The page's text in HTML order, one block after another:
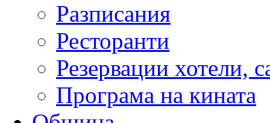
Разписания
Ресторанти
Резервации хотели,
Програма на кината